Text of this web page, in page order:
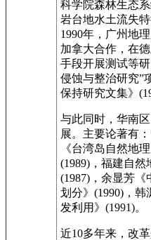
科学院森林生态
岩台地水土流失
1990年，广州地
加拿大合作，在
手段开展测试等
侵蚀与整治研究”
保持研究文集》
与此同时，华南
展。主要论著有
《台湾岛自然地
(1989)，福建自然
(1987)，余显芳
划分》(1990)，
发利用》(1991)。
近10多年来，改